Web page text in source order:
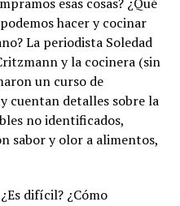
hacer y cocinar
La periodista Soledad
y la cocinera (sin
un curso de
cuentan detalles sobre la
no identificados,
sabor y olor a alimentos,
difícil? ¿Cómo